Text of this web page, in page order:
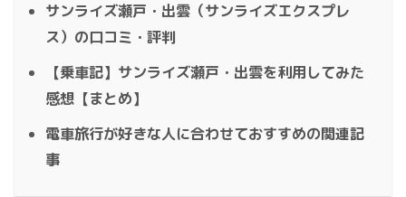
サンライズ瀬戸・出雲（サンライズエクスプレ
ス）の口コミ・評判
【乗車記】サンライズ瀬戸・出雲を利用してみた
感想【まとめ】
電車旅行が好きな人に合わせておすすめの関連記
事